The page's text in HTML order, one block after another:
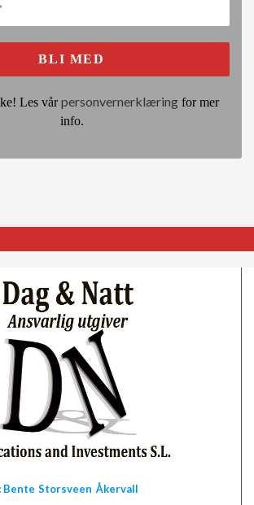
Les vårpersonvernerklæringfor mer
info.
Bente Storsveen Åkervall